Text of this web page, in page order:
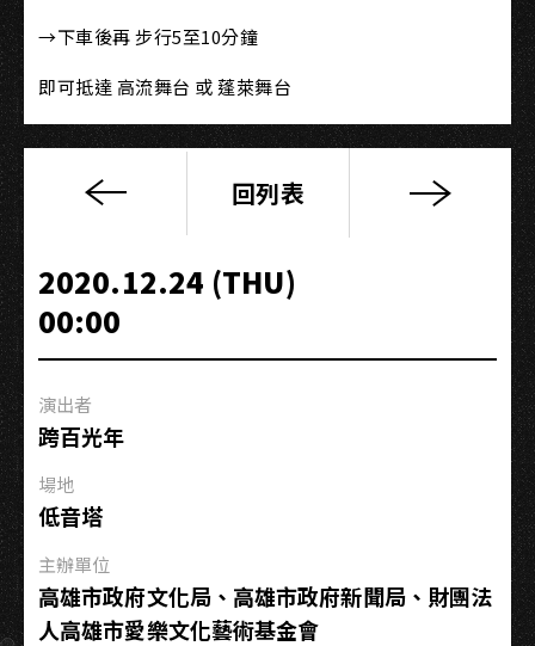
→下車後再 步行5至10分鐘
即可抵達 高流舞台 或 蓬萊舞台
三
舞
台
好
好
回列表
2020.12.24 (THU)
00:00
演出者
跨百光年
場地
低音塔
主辦單位
高雄市政府文化局、高雄市政府新聞局、財團法
人高雄市愛樂文化藝術基金會